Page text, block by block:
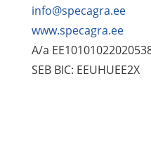
info@specagra.ee
www.specagra.ee
A/a
SEB BIC: EEUHUEE2X